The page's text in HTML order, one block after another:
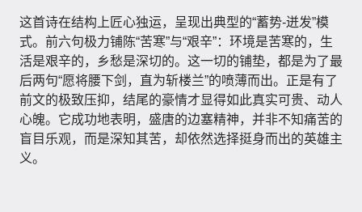
这首诗在结构上匠心独运，呈现出典型的“蓄势-迸发”模
式。前六句极力铺陈“苦寒”与“艰辛”：环境是苦寒的，生
活是艰辛的，乡愁是深切的。这一切的铺垫，都是为了最
后两句“愿将腰下剑，直为斩楼兰”的喷薄而出。正是有了
前文的极致压抑，结尾的豪情才显得如此真实可贵、动人
心魄。它成功地表明，盛唐的边塞精神，并非不知痛苦的
盲目乐观，而是深知其苦，却依然选择挺身而出的英雄主
义。